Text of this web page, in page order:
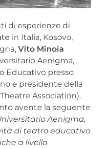
di esperienze di
in Italia, Kosovo,
Vito Minoia
Aenigma,
Educativo presso
e presidente della
Association),
avente la seguente
Aenigma,
di teatro educativo
a livello